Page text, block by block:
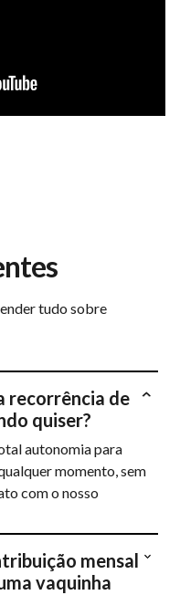
tudo sobre
recorrência de
quiser?
autonomia para
momento, sem
com o nosso
mensal
vaquinha